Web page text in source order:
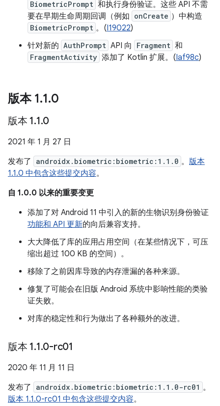
BiometricPrompt 和执行身份验证。这些 API 不需
要在早期生命周期回调（例如 onCreate ）中构造
BiometricPrompt 。 (I19022)
针对新的 AuthPrompt API 向 Fragment 和
FragmentActivity 添加了 Kotlin 扩展。(Iaf98c)
版本 1.1.0
版本 1.1.0
2021 年 1 月 27 日
发布了
androidx.biometric:biometric:1.1.0 。 版本
1.1.0 中包含这些提交内容。
自 1.0.0 以来的重要变更
添加了对 Android 11 中引入的新的生物识别身份验证
功能和 API 更新的向后兼容支持。
大大降低了库的应用占用空间（在某些情况下，可压
缩出超过 100 KB 的空间）。
移除了之前因库导致的内存泄漏的各种来源。
修复了可能会在旧版 Android 系统中影响性能的类验
证失败。
对库的稳定性和行为做出了各种额外的改进。
版本 1.1.0-rc01
2020 年 11 月 11 日
发布了
androidx.biometric:biometric:1.1.0-rc01 。
版本 1.1.0-rc01 中包含这些提交内容。